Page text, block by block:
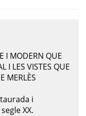
I MODERN QUE
I LES VISTES QUE
MERLÈS
i
XX.